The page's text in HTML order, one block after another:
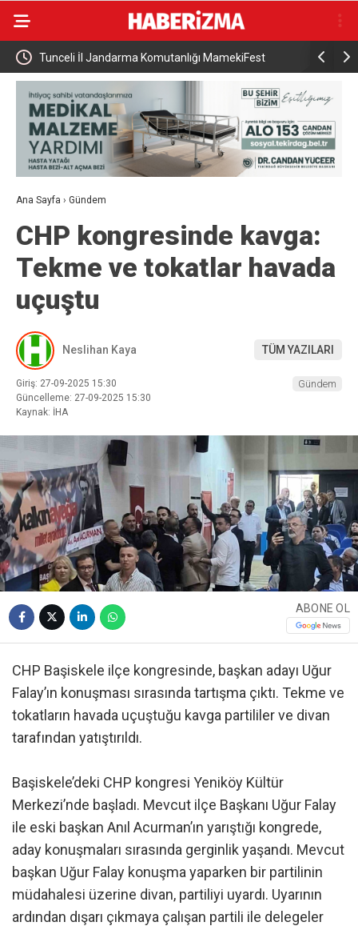
Tunceli İl Jandarma Komutanlığı MamekiFest
Etkinliklerine Katıldı
30 İlde
Ana Sayfa › Gündem
CHP kongresinde kavga:
Tekme ve tokatlar havada
uçuştu
Neslihan Kaya TÜM YAZILARI
Giriş: 27-09-2025 15:30
Güncelleme: 27-09-2025 15:30
Kaynak: İHA
Gündem
ABONE OL
CHP Başiskele ilçe kongresinde, başkan adayı Uğur
Falay’ın konuşması sırasında tartışma çıktı. Tekme ve
tokatların havada uçuştuğu kavga partililer ve divan
tarafından yatıştırıldı.
Başiskele’deki CHP kongresi Yeniköy Kültür
Merkezi’nde başladı. Mevcut ilçe Başkanı Uğur Falay
ile eski başkan Anıl Acurman’ın yarıştığı kongrede,
aday konuşmaları sırasında gerginlik yaşandı. Mevcut
başkan Uğur Falay konuşma yaparken bir partilinin
müdahalesi üzerine divan, partiliyi uyardı. Uyarının
ardından dışarı çıkmaya çalışan partili ile delegeler